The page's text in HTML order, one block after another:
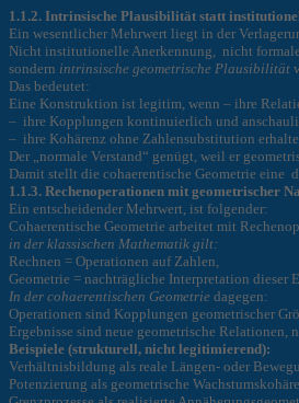
1.1.2. Intrinsische Plausibilität statt
Ein wesentlicher Mehrwert liegt in der
Nicht institutionelle Anerkennung, nicht
sondern intrinsische geometrische Plausibilität
Das bedeutet:
Eine Konstruktion ist legitim, wenn – ihre
– ihre Kopplungen kontinuierlich und
– ihre Kohärenz ohne Zahlensubstitution
Der „normale Verstand“ genügt, weil er
Damit stellt die cohaerentische Geometrie eine
1.1.3. Rechenoperationen mit geometrischer
Ein entscheidender Mehrwert, ist folgender:
Cohaerentische Geometrie arbeitet mit
in der klassischen Mathematik gilt:
Rechnen = Operationen auf Zahlen,
Geometrie = nachträgliche Interpretation dieser
In der cohaerentischen Geometrie dagegen:
Operationen sind Kopplungen geometrischer
Ergebnisse sind neue geometrische Relationen,
Beispiele (strukturell, nicht legitimierend):
Verhältnisbildung als reale Längen- oder
Potenzierung als geometrische